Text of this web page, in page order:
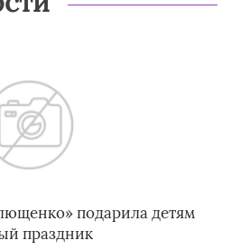
подарила детям
праздник